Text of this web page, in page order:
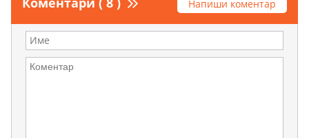
Напиши коментар